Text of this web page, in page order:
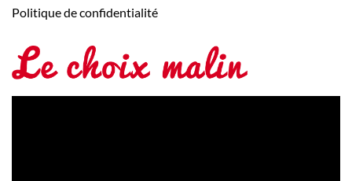
Politique de confidentialité